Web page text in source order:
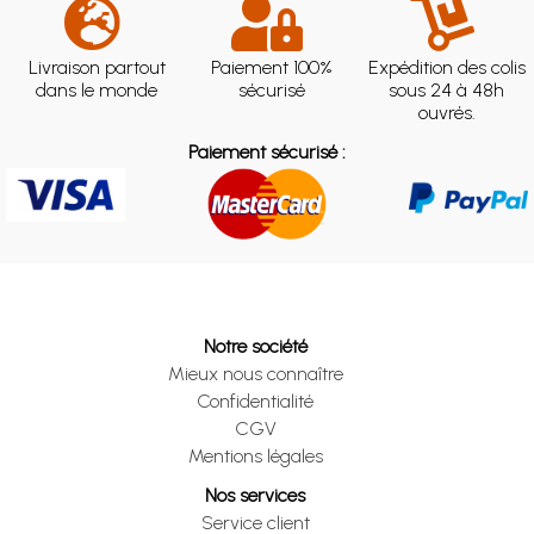
Livraison partout
dans le monde
Paiement 100%
sécurisé
Expédition des colis
sous 24 à 48h
ouvrés.
Paiement sécurisé :
Notre société
Mieux nous connaître
Confidentialité
CGV
Mentions légales
Nos services
Service client